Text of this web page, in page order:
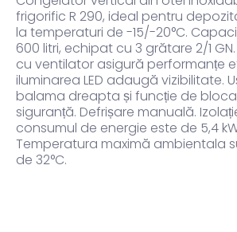
frigorific R 290, ideal pentru
la temperaturi de -15/-20°C.
600 litri, echipat cu 3 grătare 2/1
cu ventilator asigură performanțe
iluminarea LED adaugă vizibilitate.
balama dreapta și funcție de
siguranță. Defrișare manuală.
consumul de energie este de 5,4
Temperatura maximă ambientala
de 32°C.